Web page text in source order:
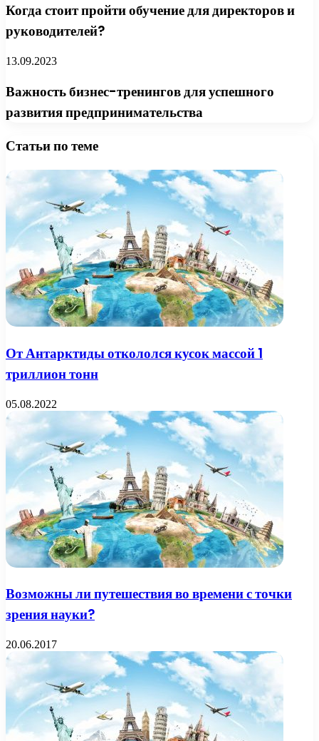
Когда стоит пройти обучение для директоров и
руководителей?
13.09.2023
Важность бизнес-тренингов для успешного
развития предпринимательства
Статьи по теме
От Антарктиды откололся кусок массой 1
триллион тонн
05.08.2022
Возможны ли путешествия во времени с точки
зрения науки?
20.06.2017